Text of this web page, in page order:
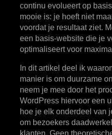
continu evolueert op
mooie is: je hoeft niet
voordat je resultaat ziet.
een basis-website die je
optimaliseert voor
In dit artikel deel ik
manier is om duurzame
neem je mee door het
WordPress hiervoor een
hoe je elk onderdeel van
om bezoekers